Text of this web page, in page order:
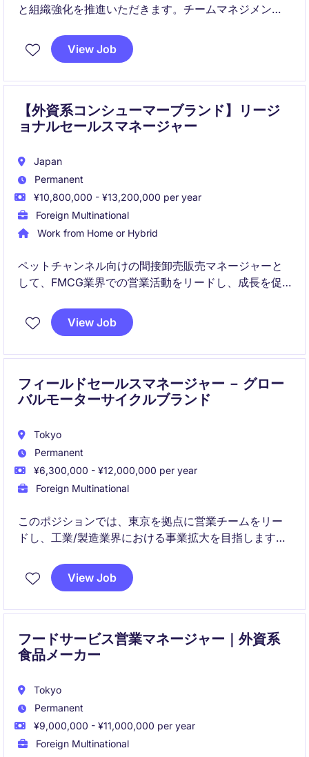
と組織強化を推進いただきます。チームマネジメント
するポジションです。
View Job
【外資系コンシューマーブランド】リージ
ョナルセールスマネージャー
Japan
Permanent
¥10,800,000 - ¥13,200,000 per year
Foreign Multinational
Work from Home or Hybrid
ペットチャンネル向けの間接卸売販売マネージャーと
して、FMCG業界での営業活動をリードし、成長を促
を構築・管理し、売上拡大に貢献していただきます。
View Job
フィールドセールスマネージャー － グロー
バルモーターサイクルブランド
Tokyo
Permanent
¥6,300,000 - ¥12,000,000 per year
Foreign Multinational
このポジションでは、東京を拠点に営業チームをリー
ドし、工業/製造業界における事業拡大を目指します。
向上を実現していただきます。
View Job
フードサービス営業マネージャー｜外資系
食品メーカー
Tokyo
Permanent
¥9,000,000 - ¥11,000,000 per year
Foreign Multinational